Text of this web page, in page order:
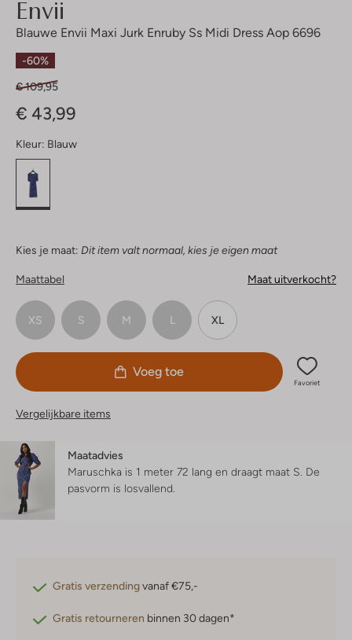
Envii
Blauwe Envii Maxi Jurk Enruby Ss Midi Dress Aop 6696
-60%
€ 109,95
€ 43,99
Kleur: Blauw
Kies je maat: Dit item valt normaal, kies je eigen maat
Maattabel Maat uitverkocht?
XS S M L XL
Voeg toe
Favoriet
Vergelijkbare items
Maatadvies
Maruschka is 1 meter 72 lang en draagt maat S. De
pasvorm is losvallend
Gratis verzendingvanaf €75,-
Gratis retourneren binnen 30 dagen*